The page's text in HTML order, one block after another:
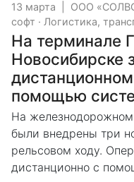
13 марта ООО
софт · Логистика,
На терминале
Новосибирске
помощью
На
были внедрены три
рельсовом ходу.
дистанционно с